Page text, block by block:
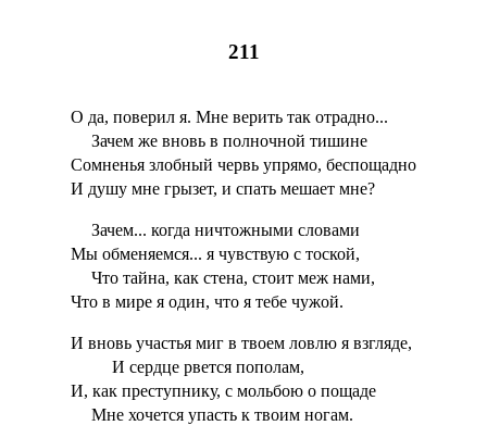
211
О да, поверил я. Мне верить так отрадно...
Зачем же вновь в полночной тишине
Сомненья злобный червь упрямо, беспощадно
И душу мне грызет, и спать мешает мне?
Зачем... когда ничтожными словами
Мы обменяемся... я чувствую с тоской,
Что тайна, как стена, стоит меж нами,
Что в мире я один, что я тебе чужой.
И вновь участья миг в твоем ловлю я взгляде,
И сердце рвется пополам,
И, как преступнику, с мольбою о пощаде
Мне хочется упасть к твоим ногам.